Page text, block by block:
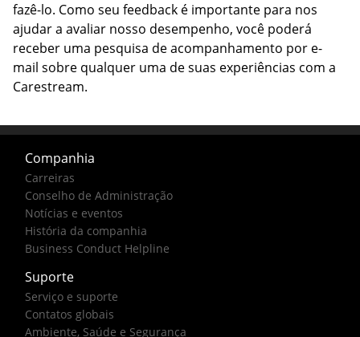
fazê-lo. Como seu feedback é importante para nos
ajudar a avaliar nosso desempenho, você poderá
receber uma pesquisa de acompanhamento por e-
mail sobre qualquer uma de suas experiências com a
Carestream.
Companhia
Carreiras
Conselho de Administração
Notícias e eventos
História da companhia
Business Conduct Helpline
Suporte
Serviço e suporte
Contatos globais
Ambiente, Saúde e Segurança